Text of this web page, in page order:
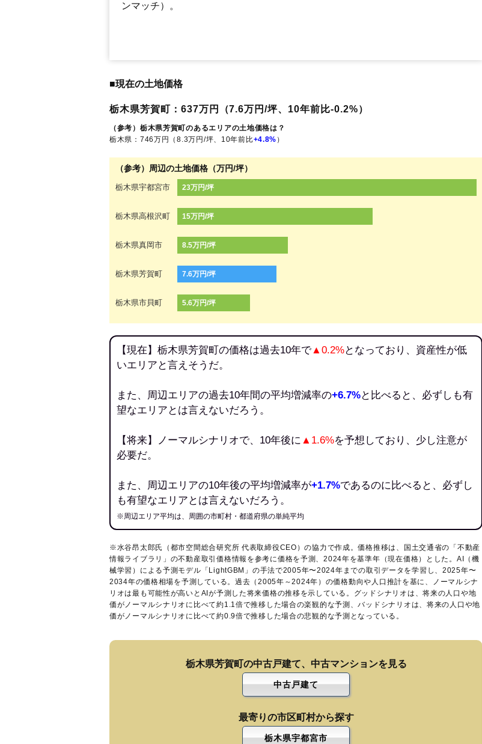
ンマッチ）。
■現在の土地価格
栃木県芳賀町：637万円（7.6万円/坪、10年前比-0.2%）
（参考）栃木県芳賀町のあるエリアの土地価格は？
栃木県：746万円（8.3万円/坪、10年前比+4.8% ）
（参考）周辺の土地価格（万円/坪）
栃木県宇都宮市 23万円/坪
栃木県高根沢町 15万円/坪
栃木県真岡市 8.5万円/坪
栃木県芳賀町 7.6万円/坪
栃木県市貝町 5.6万円/坪
【現在】栃木県芳賀町の価格は過去10年で▲0.2%となっており、資産性が低
いエリアと言えそうだ。
また、周辺エリアの過去10年間の平均増減率の+6.7%と比べると、必ずしも有
望なエリアとは言えないだろう。
【将来】ノーマルシナリオで、10年後に ▲1.6%を予想しており、少し注意が
必要だ。
また、周辺エリアの10年後の平均増減率が+1.7%であるのに比べると、必ずし
も有望なエリアとは言えないだろう。
※周辺エリア平均は、周囲の市町村・都道府県の単純平均
※水谷昂太郎氏（都市空間総合研究所 代表取締役CEO）の協力で作成。価格推移は、国土交通省の「 不動産
情報ライブラリ 」の不動産取引価格情報を参考に価格を予測、2024年を基準年（現在価格）とした。AI（機
械学習）による予測モデル「LightGBM」の手法で2005年〜2024年までの取引データを学習し、2025年〜
2034年の価格相場を予測している。過去（2005年～2024年）の価格動向や人口推計を基に、ノーマルシナ
リオは最も可能性が高いとAIが予測した将来価格の推移を示している。グッドシナリオは、将来の人口や地
価がノーマルシナリオに比べて約1.1倍で推移した場合の楽観的な予測、バッドシナリオは、将来の人口や地
価がノーマルシナリオに比べて約0.9倍で推移した場合の悲観的な予測となっている。
栃木県芳賀町の中古戸建て、中古マンションを見る
中古戸建て
最寄りの市区町村から探す
栃木県宇都宮市